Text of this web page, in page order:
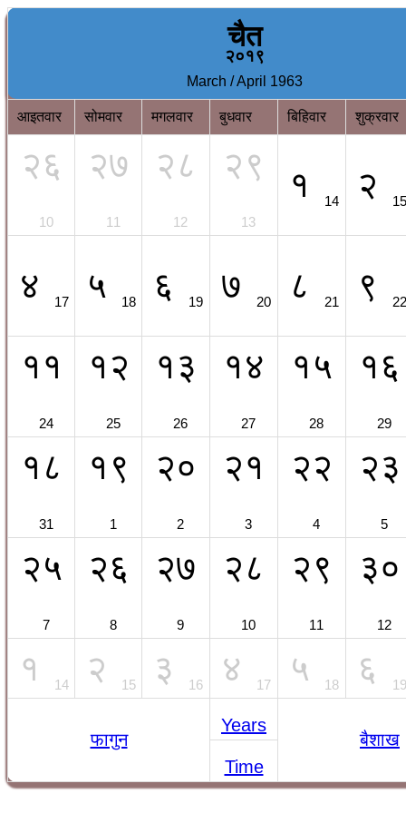
चैत
२०१९
March / April 1963
आइतवार सोमवार मगलवार बुधवार बिहिवार शुक्रवार
२६
10
२७
11
२८
12
२९
13
१ 14 २ 15
४ 17 ५ 18 ६ 19 ७ 20 ८ 21 ९ 22
११
24
१२
25
१३
26
१४
27
१५
28
१६
29
१८
31
१९
1
२०
2
२१
3
२२
4
२३
5
२५
7
२६
8
२७
9
२८
10
२९
11
३०
12
१ 14 २ 15 ३ 16 ४ 17 ५ 18 ६ 19
फागुन
Years
बैशाख
Time